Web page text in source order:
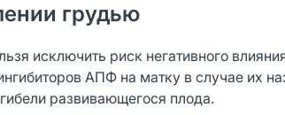
грудью
исключить риск негативного
АПФ на матку в случае их
развивающегося плода.